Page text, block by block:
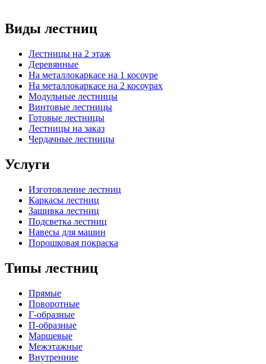
Виды лестниц
Лестницы на 2 этаж
Деревянные
На металлокаркасе на 1 косоуре
На металлокаркасе на 2 косоурах
Модульные лестницы
Винтовые лестницы
Готовые лестницы
Лестницы на заказ
Чердачные лестницы
Услуги
Изготовление лестниц
Каркасы лестниц
Зашивка лестниц
Подсветка лестниц
Навесы для машин
Порошковая покраска
Типы лестниц
Прямые
Поворотные
Г-образные
П-образные
Маршевые
Межэтажные
Внутренние